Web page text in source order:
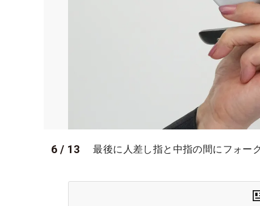
6 / 13 最後に人差し指と中指の間にフォー